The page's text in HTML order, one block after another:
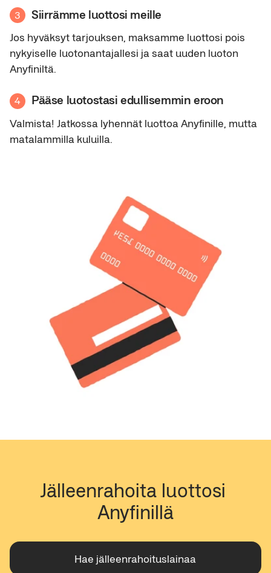
3 Siirrämme luottosi meille
Jos hyväksyt tarjouksen, maksamme luottosi pois
nykyiselle luotonantajallesi ja saat uuden luoton
Anyfiniltä.
4 Pääse luotostasi edullisemmin eroon
Valmista! Jatkossa lyhennät luottoa Anyfinille, mutta
matalammilla kuluilla.
Jälleenrahoita luottosi
Anyfinillä
Hae jälleenrahoituslainaa